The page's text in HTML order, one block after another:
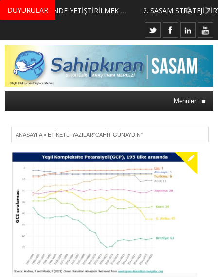
DUYURULAR
MERKEZİMİZ BÜNYESİNDE YETİŞTİRİLMEK ÜZERE GÖNÜLLÜ ÜLKE MASASI UZMANI VE UZMAN ADAYLARI ARIYORUZ 2. SASAM STRATEJİ ZİRVESİ KATILIMCILARI BELLİ OLDU
Menüler ≡
ANASAYFA» ETIKETLI YAZILAR"CAHIT GÜNAYDIN"